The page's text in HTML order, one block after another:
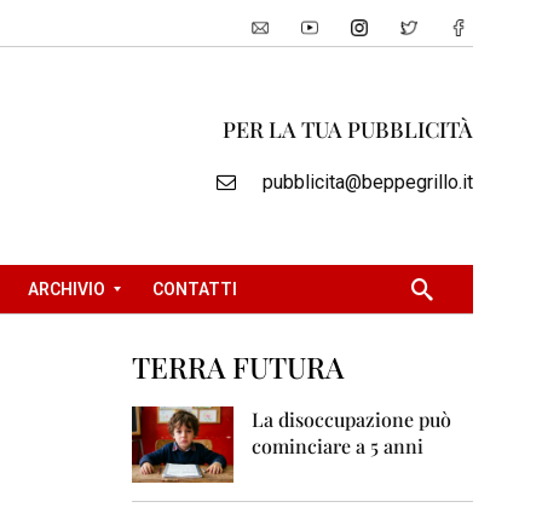
PER LA TUA PUBBLICITÀ
pubblicita@beppegrillo.it
ARCHIVIO CONTATTI
TERRA FUTURA
La disoccupazione può
cominciare a 5 anni